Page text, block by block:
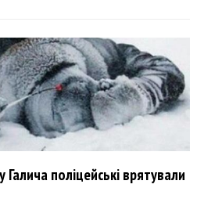
Галича поліцейські врятували